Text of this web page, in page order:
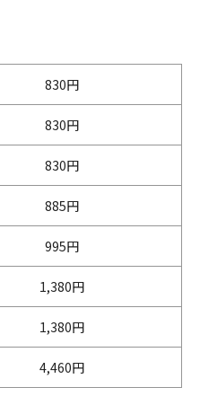
830円
830円
830円
885円
995円
1,380円
1,380円
4,460円